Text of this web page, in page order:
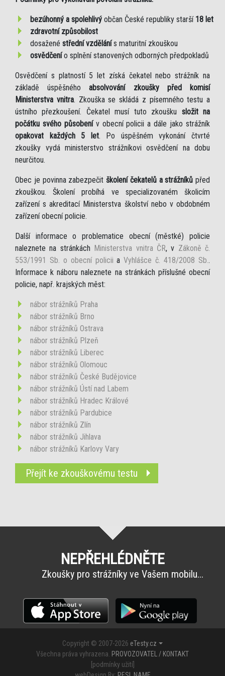
bezúhonný a spolehlivý občan České republiky starší 18 let
zdravotní způsobilost
dosažené střední vzdělánís maturitní zkouškou
osvědčenío splnění stanovených odborných předpokladů
Osvědčení s platností 5 let získá čekatel nebo strážník na
základě úspěšnéhoabsolvování zkoušky před komisí
Ministerstva vnitra. Zkouška se skládá z písemného testu a
ústního přezkoušení. Čekatel musí tuto zkoušku složit na
počátku svého působenív obecní policii a dále jako strážník
opakovat každých 5 let. Po úspěšném vykonání čtvrté
zkoušky vydá ministerstvo strážníkovi osvědčení na dobu
neurčitou.
Obec je povinna zabezpečit školení čekatelů a strážníků před
zkouškou. Školení probíhá ve specializovaném školicím
zařízení s akreditací Ministerstva školství nebo v obdobném
zařízení obecní policie.
Další informace o problematice obecní (městké) policie
naleznete na stránkách Ministerstva vnitra ČR, v Zákoně č.
553/1991 Sb. o obecní policii aVyhlášce č. 418/2008 Sb..
Informace k náboru naleznete na stránkách příslušné obecní
policie, např. krajských měst:
nábor strážníků Praha
nábor strážníků Brno
nábor strážníků Ostrava
nábor strážníků Plzeň
nábor strážníků Liberec
nábor strážníků Olomouc
nábor strážníků České Budějovice
nábor strážníků Ústí nad Labem
nábor strážníků Hradec Králové
nábor strážníků Pardubice
nábor strážníků Zlín
nábor strážníků Jihlava
nábor strážníků Karlovy Vary
Přejít ke zkouškovému testu
NEPŘEHLÉDNĚTE
Zkoušky pro strážníky ve Vašem mobilu...
Copyright © 2007-2026 eTesty.cz
Všechna práva vyhrazena. PROVOZOVATEL / KONTAKT
podmínky užití]